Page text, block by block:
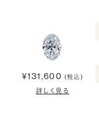
¥131,600 (税込)
詳しく見る